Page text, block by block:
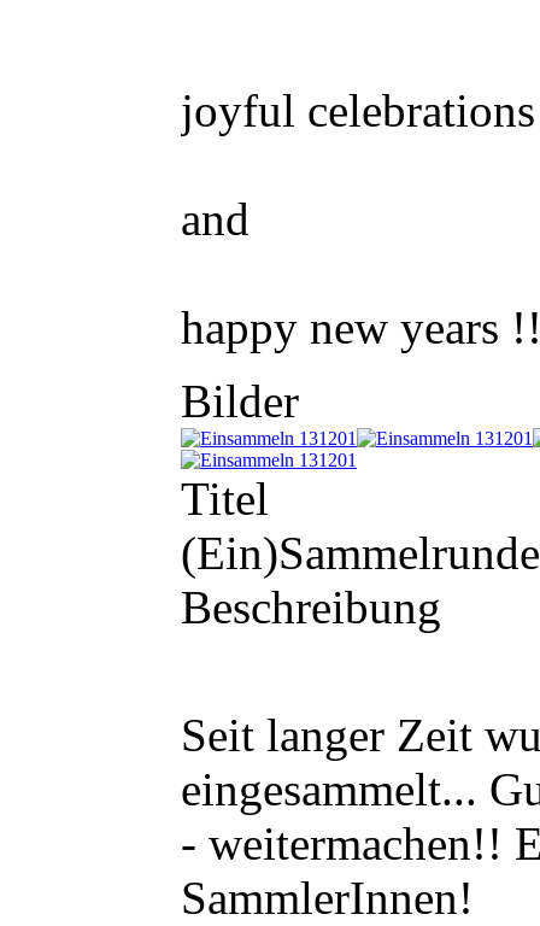
joyful celebrations
and
happy new years
Bilder
Titel
(Ein)Sammelrunde
Beschreibung
Seit langer Zeit
eingesammelt...
- weitermachen!!
SammlerInnen!